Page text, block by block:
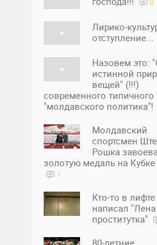
Лирико-
отступление...
Назовем это:
истинной
вещей" (!!!)
современного типичного
"молдавского политика"!
Молдавский
спортсмен
Рошка
золотую медаль на
1
Кто-то в лифте
написал
проститутка"